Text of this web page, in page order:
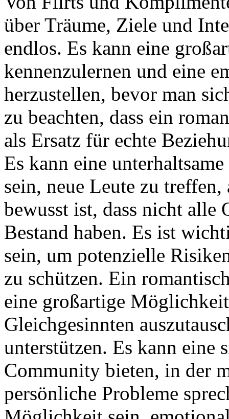
über Träume, Ziele und
endlos. Es kann eine
kennenzulernen und eine
herzustellen, bevor man
zu beachten, dass ein
als Ersatz für echte
Es kann eine
sein, neue Leute zu
bewusst ist, dass nicht
Bestand haben. Es ist
sein, um potenzielle
zu schützen. Ein
eine großartige
Gleichgesinnten
unterstützen. Es kann eine
Community bieten, in der
persönliche Probleme